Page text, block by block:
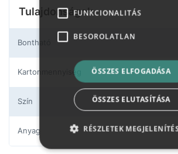
Tulajdonságok
Bontható
Kartonmennyiség
Szín
Anyag
FUNKCIONALITÁS
BESOROLATLAN
ÖSSZES ELFOGADÁSA
ÖSSZES ELUTASÍTÁSA
RÉSZLETEK